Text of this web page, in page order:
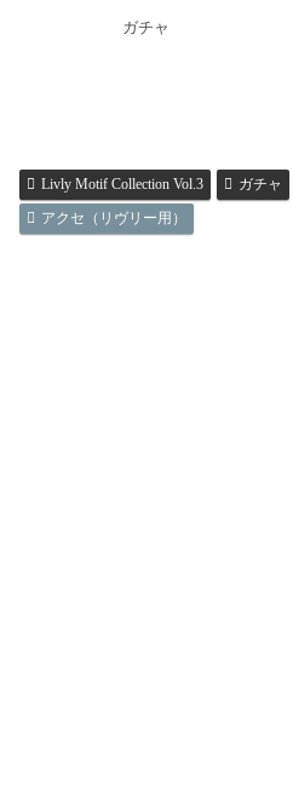
ガチャ
Livly Motif Collection Vol.3 ガチャ
アクセ（リヴリー用）